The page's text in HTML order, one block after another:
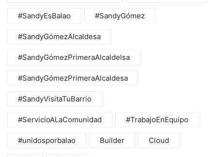
#SandyEsBalao #SandyGómez
#SandyGómezAlcaldesa
#SandyGómezPrimeraAlcaldelsa
#SandyGómezPrimeraAlcaldesa
#SandyVisitaTuBarrio
#ServicioALaComunidad #TrabajoEnEquipo
#unidosporbalao Builder Cloud